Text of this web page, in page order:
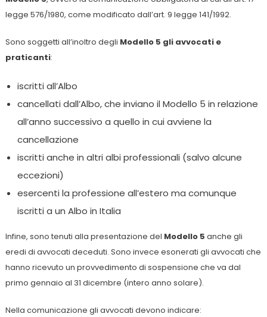
legge 576/1980, come modificato dall’art. 9 legge 141/1992.
Sono soggetti all’inoltro degli Modello 5 gli avvocati e
praticanti:
iscritti all’Albo
cancellati dall’Albo, che inviano il Modello 5 in relazione
all’anno successivo a quello in cui avviene la
cancellazione
iscritti anche in altri albi professionali (salvo alcune
eccezioni)
esercenti la professione all’estero ma comunque
iscritti a un Albo in Italia
Infine, sono tenuti alla presentazione del Modello 5 anche gli
eredi di avvocati deceduti. Sono invece esonerati gli avvocati che
hanno ricevuto un provvedimento di sospensione che va dal
primo gennaio al 31 dicembre (intero anno solare).
Nella comunicazione gli avvocati devono indicare: